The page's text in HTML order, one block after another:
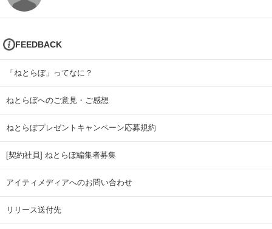
FEEDBACK
「ねとらぼ」ってなに？
ねとらぼへのご意見・ご感想
ねとらぼプレゼントキャンペーン応募規約
[契約社員] ねとらぼ編集者募集
アイティメディアへのお問い合わせ
リリース送付先